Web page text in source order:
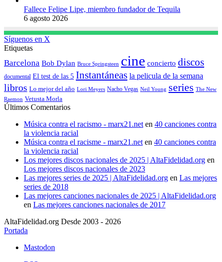
Fallece Felipe Lipe, miembro fundador de Tequila
6 agosto 2026
Síguenos en X
Etiquetas
Barcelona Bob Dylan Bruce Springsteen cine concierto discos
documental El test de las 5 Instantáneas la pelicula de la semana
libros Lo mejor del año Lori Meyers Nacho Vegas Neil Young series The New
Raemon Vetusta Morla
Últimos Comentarios
Música contra el racismo - marx21.neten 40 canciones contra
la violencia racial
Música contra el racisme - marx21.neten 40 canciones contra
la violencia racial
Los mejores discos nacionales de 2025 | AltaFidelidad.org en
Los mejores discos nacionales de 2023
Las mejores series de 2025 | AltaFidelidad.org en Las mejores
series de 2018
Las mejores canciones nacionales de 2025 | AltaFidelidad.org
en Las mejores canciones nacionales de 2017
AltaFidelidad.org Desde 2003 - 2026
Portada
Mastodon